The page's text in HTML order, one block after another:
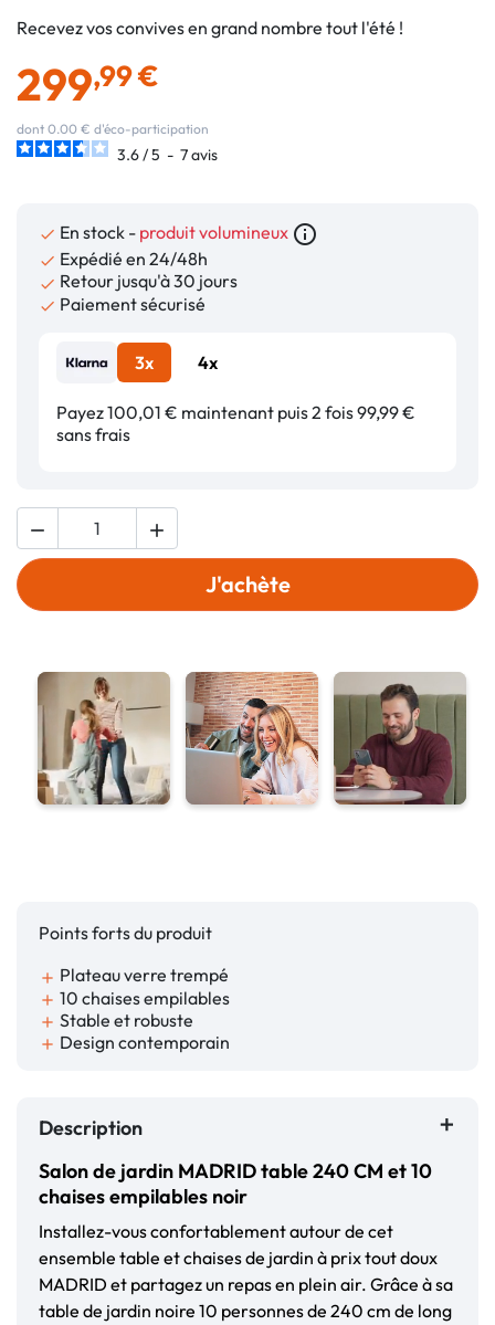
Recevez vos convives en grand nombre tout l'été !
299,99 €
dont 0.00 € d'éco-participation
3.6/5 - 7avis
 En stock - produit volumineux info_outline
 Expédié en 24/48h
 Retour jusqu'à 30 jours
 Paiement sécurisé
3x 4x
Payez 100,01 € maintenant puis 2 fois 99,99 €
sans frais
 
J'achète
Points forts du produit
add Plateau verre trempé
add 10 chaises empilables
add Stable et robuste
add Design contemporain
Description
Salon de jardin MADRID table 240 CM et 10
chaises empilables noir
Installez-vous confortablement autour de cet
ensemble table et chaises de jardin à prix tout doux
MADRID et partagez un repas en plein air. Grâce à sa
table de jardin noire 10 personnes de 240 cm de long